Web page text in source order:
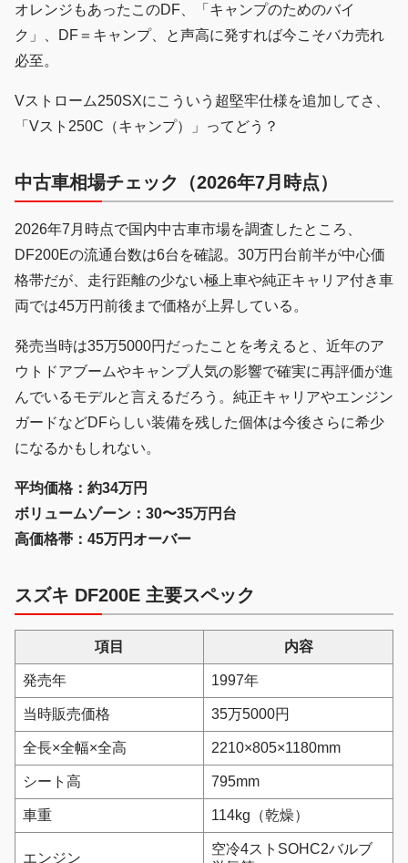
オレンジもあったこのDF、「キャンプのためのバイ
ク」、DF＝キャンプ、と声高に発すれば今こそバカ売れ
必至。
Vストローム250SXにこういう超堅牢仕様を追加してさ、
「Vスト250C（キャンプ）」ってどう？
中古車相場チェック（2026年7月時点）
2026年7月時点で国内中古車市場を調査したところ、
DF200Eの流通台数は6台を確認。30万円台前半が中心価
格帯だが、走行距離の少ない極上車や純正キャリア付き車
両では45万円前後まで価格が上昇している。
発売当時は35万5000円だったことを考えると、近年のア
ウトドアブームやキャンプ人気の影響で確実に再評価が進
んでいるモデルと言えるだろう。純正キャリアやエンジン
ガードなどDFらしい装備を残した個体は今後さらに希少
になるかもしれない。
平均価格：約34万円
ボリュームゾーン：30〜35万円台
高価格帯：45万円オーバー
スズキ DF200E 主要スペック
項目 内容
発売年 1997年
当時販売価格 35万5000円
全長×全幅×全高 2210×805×1180mm
シート高 795mm
車重 114kg（乾燥）
エンジン
空冷4ストSOHC2バルブ